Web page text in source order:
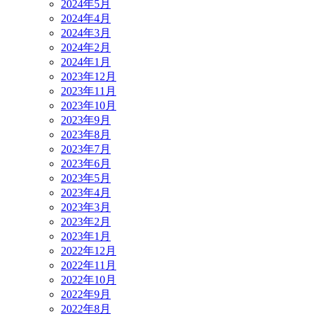
2024年5月
2024年4月
2024年3月
2024年2月
2024年1月
2023年12月
2023年11月
2023年10月
2023年9月
2023年8月
2023年7月
2023年6月
2023年5月
2023年4月
2023年3月
2023年2月
2023年1月
2022年12月
2022年11月
2022年10月
2022年9月
2022年8月